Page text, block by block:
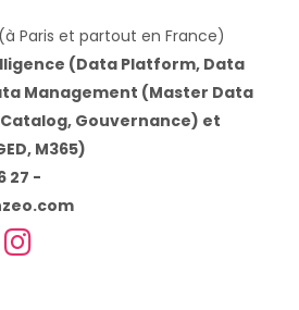
Paris et partout en France)
(Data Platform, Data
Management (Master Data
Gouvernance) et
M365)
27 -